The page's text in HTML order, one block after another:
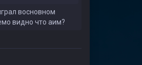
восновном
видно что аим?